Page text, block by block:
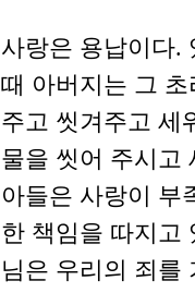
사랑은 용납이다.
때 아버지는 그
주고 씻겨주고 세
물을 씻어 주시고
아들은 사랑이 부
한 책임을 따지고
님은 우리의 죄를